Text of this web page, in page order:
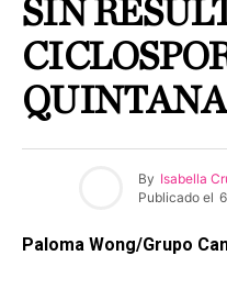
SIN
QUINTANA
By Isabella
Publicado el
Paloma Wong/Grupo